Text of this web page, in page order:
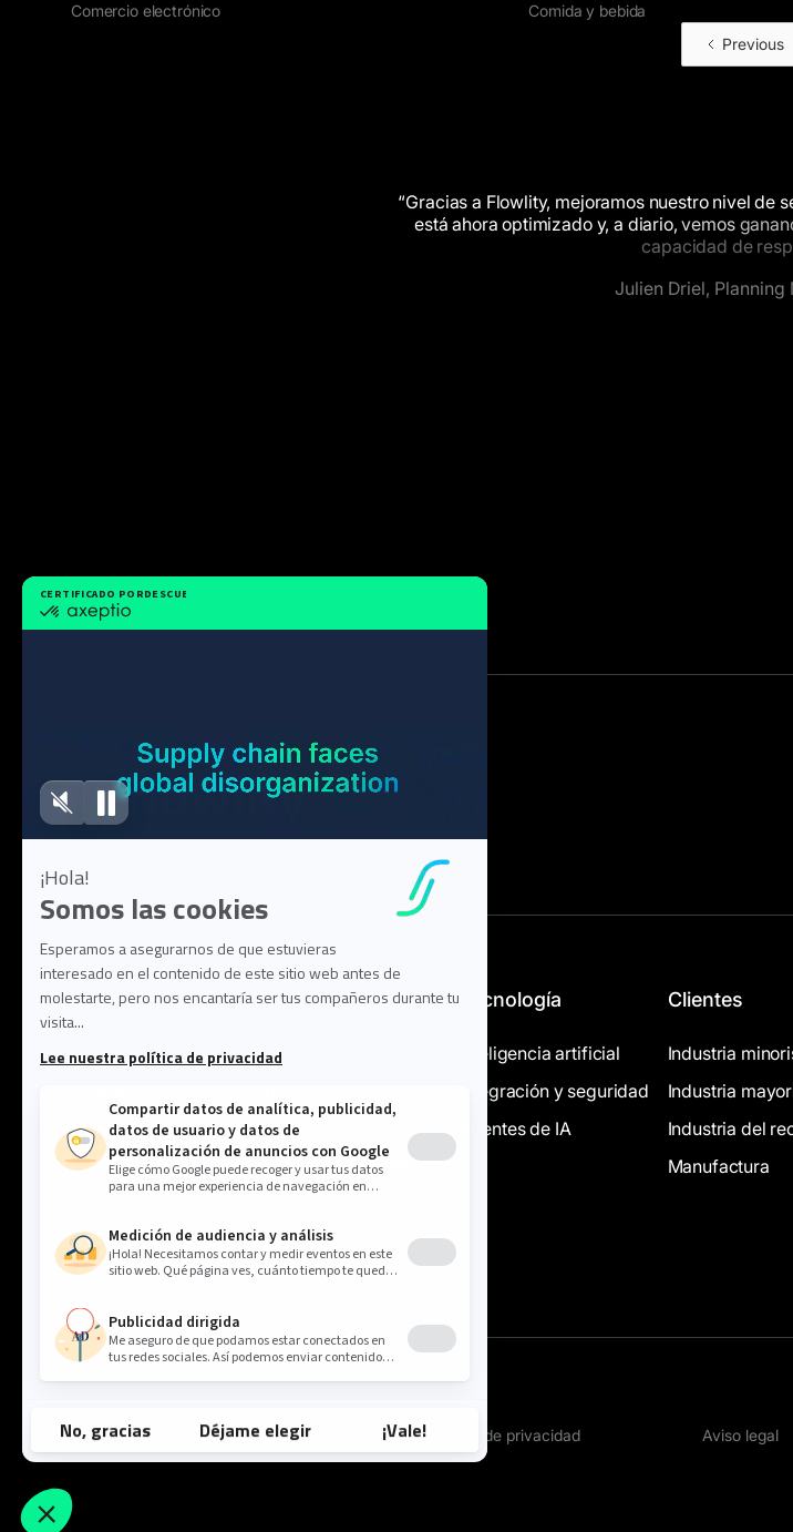
Comercio electrónico
Comida y bebida
Previous
“Gracias a Flowlity, mejoramos nuestro nivel de
está ahora optimizado y, a diario, vemos
capacidad de
Julien Driel, Planning
Solución
Planificación de la demanda
Planificación de suministro
Planificación de Ventas y Operaciones (S&OP)
Gestión de precios y promociones
Tecnología
Inteligencia artificial
Integración y seguridad
Agentes de IA
Clientes
Industria
Industria
Industria del
Manufactura
Cookie settings Política de privacidad Aviso legal